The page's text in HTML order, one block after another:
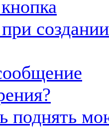
создании
поднять